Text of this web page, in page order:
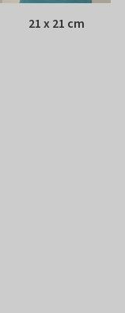
21 x 21 cm